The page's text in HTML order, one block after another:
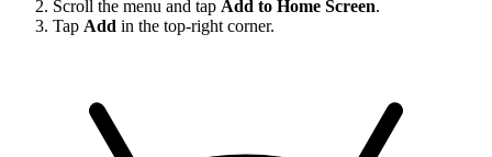
Scroll the menu and tap Add to Home Screen.
Tap Add in the top-right corner.